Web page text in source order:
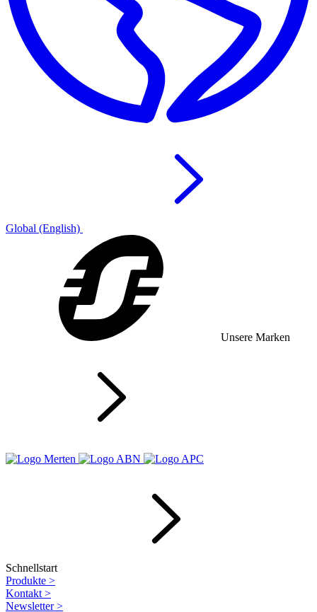
Global (English)
Unsere Marken
Schnellstart
Produkte >
Kontakt >
Newsletter>